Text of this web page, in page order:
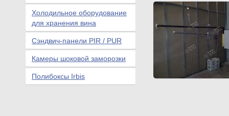
Холодильное оборудование
для хранения вина
Сэндвич-панели PIR / PUR
Камеры шоковой заморозки
Полибоксы Irbis